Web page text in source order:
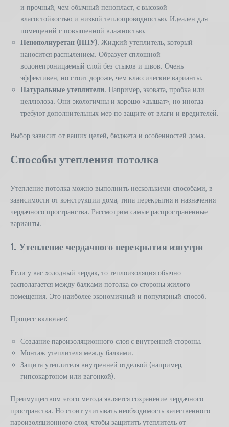
и прочный, чем обычный пенопласт, с высокой
влагостойкостью и низкой теплопроводностью. Идеален для
помещений с повышенной влажностью.
Пенополиуретан (ППУ). Жидкий утеплитель, который
наносится распылением. Образует сплошной
водонепроницаемый слой без стыков и швов. Очень
эффективен, но стоит дороже, чем классические варианты.
Натуральные утеплители. Например, эковата, пробка или
целлюлоза. Они экологичны и хорошо «дышат», но иногда
требуют дополнительных мер по защите от влаги и вредителей.
Выбор зависит от ваших целей, бюджета и особенностей дома.
Способы утепления потолка
Утепление потолка можно выполнить несколькими способами, в
зависимости от конструкции дома, типа перекрытия и назначения
чердачного пространства. Рассмотрим самые распространённые
варианты.
1. Утепление чердачного перекрытия изнутри
Если у вас холодный чердак, то теплоизоляция обычно
располагается между балками потолка со стороны жилого
помещения. Это наиболее экономичный и популярный способ.
Процесс включает:
Создание пароизоляционного слоя с внутренней стороны.
Монтаж утеплителя между балками.
Защита утеплителя внутренней отделкой (например,
гипсокартоном или вагонкой).
Преимуществом этого метода является сохранение чердачного
пространства. Но стоит учитывать необходимость качественного
пароизоляционного слоя, чтобы защитить утеплитель от